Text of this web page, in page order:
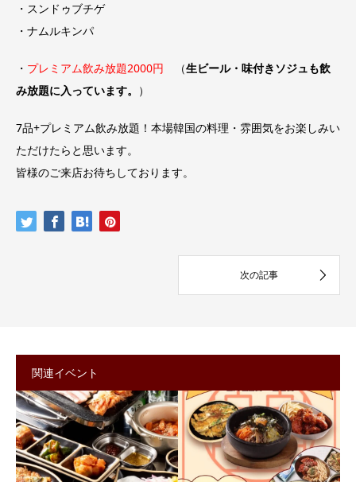
・スンドゥブチゲ
・ナムルキンパ
・ プレミアム飲み放題2000円 （生ビール・味付きソジュも飲
み放題に入っています。 ）
7品+プレミアム飲み放題！本場韓国の料理・雰囲気をお楽しみい
ただけたらと思います。
皆様のご来店お待ちしております。
関連イベント